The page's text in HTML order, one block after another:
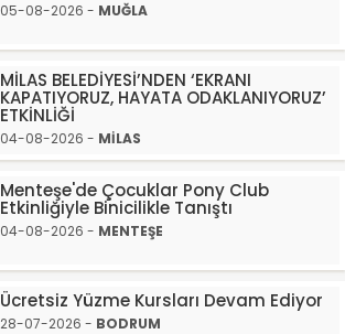
05-08-2026 - MUĞLA
MİLAS BELEDİYESİ’NDEN ‘EKRANI
KAPATIYORUZ, HAYATA ODAKLANIYORUZ’
ETKİNLİĞİ
04-08-2026 - MİLAS
Menteşe'de Çocuklar Pony Club
Etkinliğiyle Binicilikle Tanıştı
04-08-2026 - MENTEŞE
Ücretsiz Yüzme Kursları Devam Ediyor
28-07-2026 - BODRUM